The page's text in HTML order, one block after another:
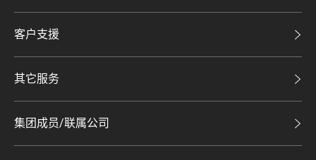
集团动态
人才招募
网站地图
二手盘
买卖流程
客户支援
自助放盘
豪宅分行
查询热线
其它服务
豪宅资讯
集团成员/联属公司